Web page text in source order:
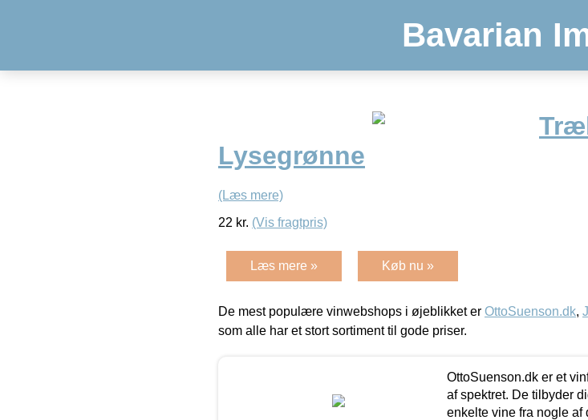
Bavarian
Lysegrønne
(Læs mere)
22 kr. (Vis fragtpris)
Læs mere » Køb nu »
De mest populære vinwebshops i øjeblikket er OttoSuenson.dk,
som alle har et stort sortiment til gode priser.
OttoSuenson.dk er et
af spektret. De tilbyder
enkelte vine fra nogle af